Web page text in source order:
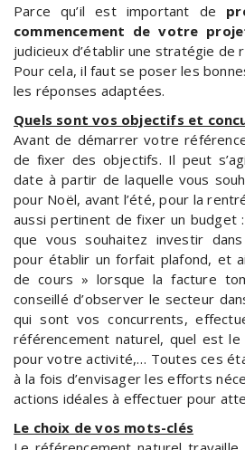
Parce qu’il est important de
commencement de votre
judicieux d’établir une stratégie de
Pour cela, il faut se poser les
les réponses adaptées.
Quels sont vos objectifs et
Avant de démarrer votre
de fixer des objectifs. Il peut
date à partir de laquelle vous
pour Noël, avant l’été, pour la
aussi pertinent de fixer un budget
que vous souhaitez investir
pour établir un forfait plafond, et
de cours » lorsque la facture
conseillé d’observer le secteur
qui sont vos concurrents,
référencement naturel, quel est le
pour votre activité,… Toutes ces
à la fois d’envisager les efforts
actions idéales à effectuer pour
Le choix de vos mots-clés